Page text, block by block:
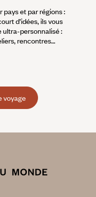
pays et par régions :
d’idées, ils vous
ultra-personnalisé :
rencontres…
voyage